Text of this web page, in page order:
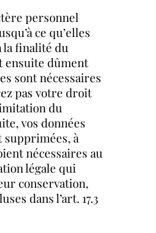
personnel
ce qu’elles
la finalité du
ensuite dûment
sont nécessaires
pas votre droit
du
vos données
à
nécessaires au
légale qui
conservation,
dans l’art. 17.3